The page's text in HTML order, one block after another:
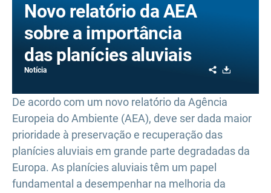
Novo relatório da AEA
sobre a importância
das planícies aluviais
Notícia Share
De acordo com um novo relatório da Agência
Europeia do Ambiente (AEA), deve ser dada maior
prioridade à preservação e recuperação das
planícies aluviais em grande parte degradadas da
Europa. As planícies aluviais têm um papel
fundamental a desempenhar na melhoria da